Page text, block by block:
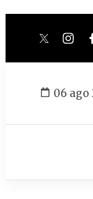
twitter
06 ago